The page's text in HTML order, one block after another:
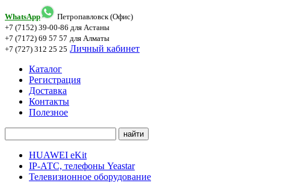
WhatsApp
Петропавловск (Офис)
+7 (7152) 39-00-86 для Астаны
+7 (7172) 69 57 57 для Алматы
+7 (727) 312 25 25 Личный кабинет
Каталог
Регистрация
Доставка
Контакты
Полезное
HUAWEI eKit
IP-АТС, телефоны Yeastar
Телевизионное оборудование